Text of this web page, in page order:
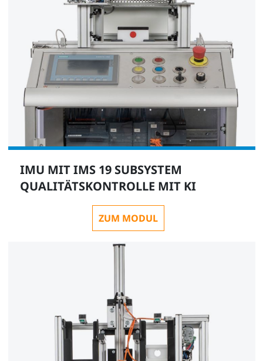
IMU MIT IMS 19 SUBSYSTEM
QUALITÄTSKONTROLLE MIT KI
ZUM MODUL